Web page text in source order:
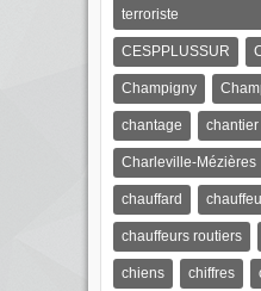
terroriste
CESPPLUSSUR
Champigny
chantage chantier
Charleville-Mézières
chauffard
chauffeurs routiers
chiens chiffres